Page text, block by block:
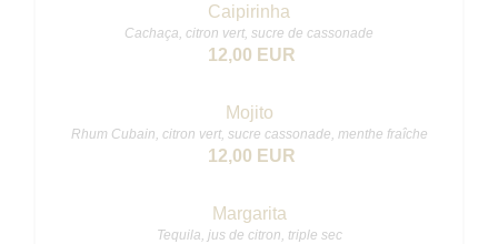
Caipirinha
Cachaça, citron vert, sucre de cassonade
12,00 EUR
Mojito
Rhum Cubain, citron vert, sucre cassonade, menthe fraîche
12,00 EUR
Margarita
Tequila, jus de citron, triple sec